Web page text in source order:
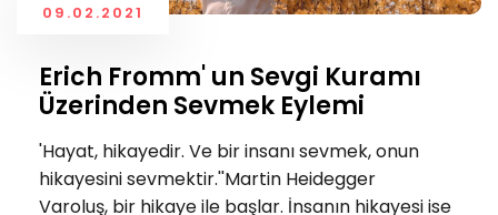
09.02.2021
Erich Fromm' un Sevgi Kuramı
Üzerinden Sevmek Eylemi
'Hayat, hikayedir. Ve bir insanı sevmek, onun
hikayesini sevmektir.''Martin Heidegger
Varoluş, bir hikaye ile başlar. İnsanın hikayesi ise